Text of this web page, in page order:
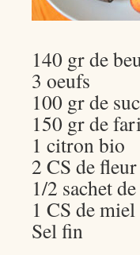
140 gr de
3 oeufs
100 gr de
150 gr de
1 citron bio
2 CS de
1/2 sachet
1 CS de miel
Sel fin